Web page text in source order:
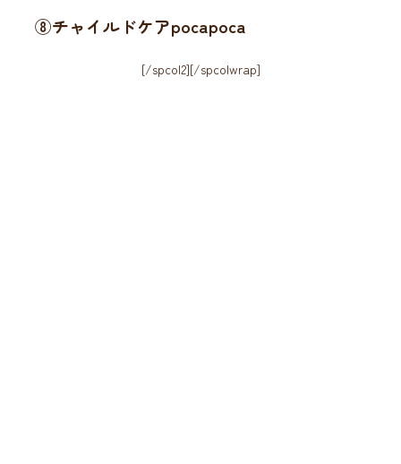
⑧チャイルドケアpocapoca
[/spcol2][/spcolwrap]